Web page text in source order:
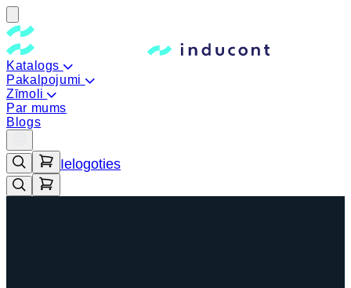
Katalogs
Pakalpojumi
Zīmoli
Par mums
Blogs
Ielogoties